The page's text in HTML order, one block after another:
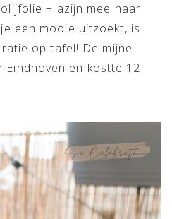
+ azijn mee naar
een mooie uitzoekt, is
op tafel! De mijne
Eindhoven en kostte 12